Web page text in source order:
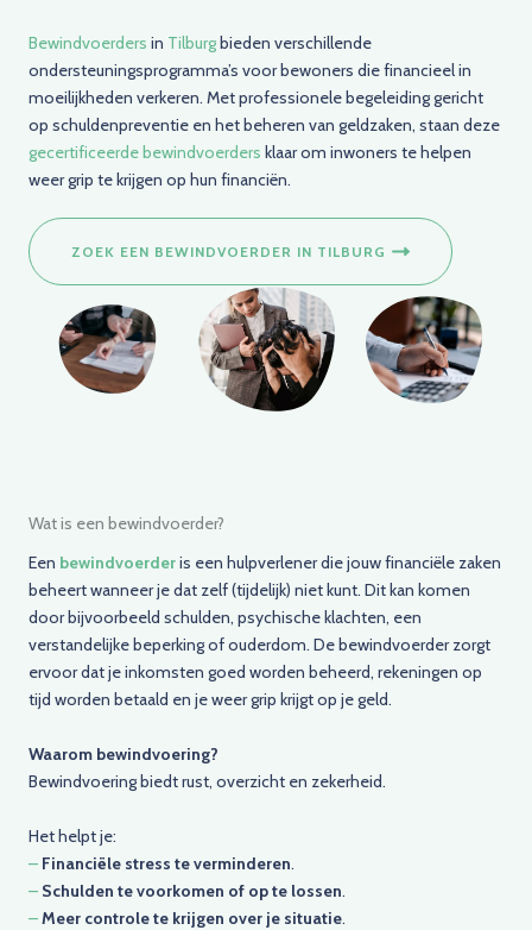
Bewindvoerders in Tilburgbieden verschillende
ondersteuningsprogramma’s voor bewoners die financieel in
moeilijkheden verkeren. Met professionele begeleiding gericht
op schuldenpreventie en het beheren van geldzaken, staan deze
gecertificeerde bewindvoerders klaar om inwoners te helpen
weer grip te krijgen op hun financiën.
ZOEK EEN BEWINDVOERDER IN TILBURG
Wat is een bewindvoerder?
Een bewindvoerderis een hulpverlener die jouw financiële zaken
beheert wanneer je dat zelf (tijdelijk) niet kunt. Dit kan komen
door bijvoorbeeld schulden, psychische klachten, een
verstandelijke beperking of ouderdom. De bewindvoerder zorgt
ervoor dat je inkomsten goed worden beheerd, rekeningen op
tijd worden betaald en je weer grip krijgt op je geld.
Waarom bewindvoering?
Bewindvoering biedt rust, overzicht en zekerheid.
Het helpt je:
– Financiële stress te verminderen.
– Schulden te voorkomen of op te lossen.
–Meer controle te krijgen over je situatie.